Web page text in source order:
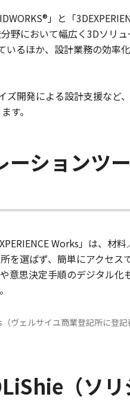
」と「
野において幅広く3Dソリ
いるほか、設計業務の効率
開発による設計支援など
す。
ーションツ
Works」は、材
を選ばず、簡単にアクセス
意思決定手順のデジタル化
ヴェルサイユ商業登記所に登
（ソリ